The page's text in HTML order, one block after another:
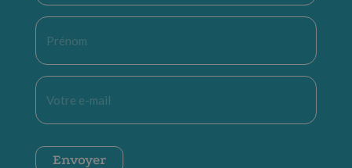
Prénom
E-
mail
CAPTCHA
Envoyer